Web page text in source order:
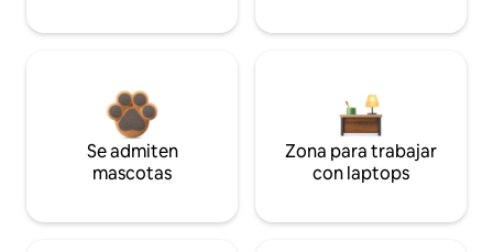
Se admiten
mascotas
Zona para trabajar
con laptops